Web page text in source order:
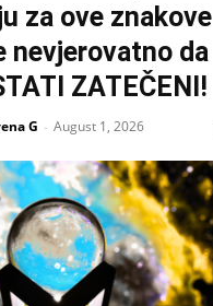
za ove znakove
nevjerovatno da
ZATEČENI!
G - August 1, 2026